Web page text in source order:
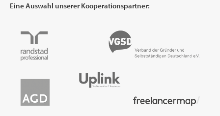
Eine Auswahl unserer Kooperationspartner: